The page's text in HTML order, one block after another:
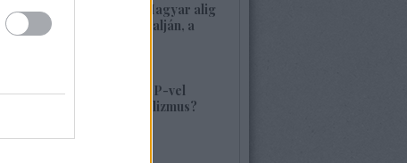
1416. BEKIÁLTÁS: Magyar alig
volt, alig van Kárpátalján, a
veszély összetett!
1415. BEKIÁLTÁS: MP-vel
visszatérne a szocializmus?
2026. május 10. 12:25